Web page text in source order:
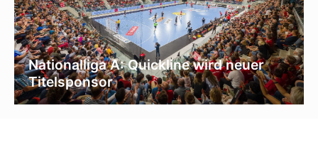
Nationalliga A: Quickline wird neuer
Titelsponsor